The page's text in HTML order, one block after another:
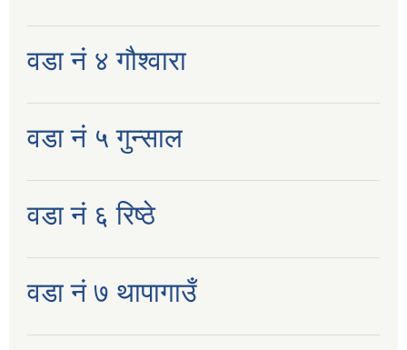
वडा नं ४ गौश्वारा
वडा नं ५ गुन्साल
वडा नं ६ रिष्ठे
वडा नं ७ थापागाउँ